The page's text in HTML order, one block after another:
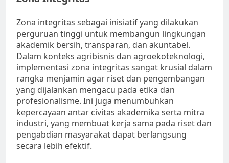
Zona integritas sebagai inisiatif yang dilakukan
perguruan tinggi untuk membangun lingkungan
akademik bersih, transparan, dan akuntabel.
Dalam konteks agribisnis dan agroekoteknologi,
implementasi zona integritas sangat krusial dalam
rangka menjamin agar riset dan pengembangan
yang dijalankan mengacu pada etika dan
profesionalisme. Ini juga menumbuhkan
kepercayaan antar civitas akademika serta mitra
industri, yang membuat kerja sama pada riset dan
pengabdian masyarakat dapat berlangsung
secara lebih efektif.